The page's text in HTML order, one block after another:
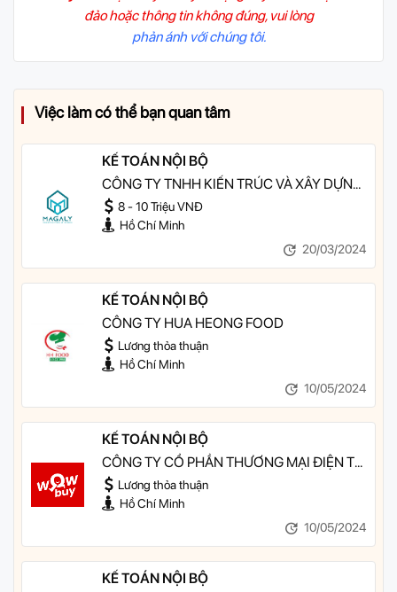
đảo hoặc thông tin không đúng, vui lòng
phản ánh với chúng tôi.
Việc làm có thể bạn quan tâm
KẾ TOÁN NỘI BỘ
CÔNG TY TNHH KIẾN TRÚC VÀ XÂY DỰNG
MAGALY
8 - 10 Triệu VNĐ
Hồ Chí Minh
20/03/2024
KẾ TOÁN NỘI BỘ
CÔNG TY HUA HEONG FOOD
Lương thỏa thuận
Hồ Chí Minh
10/05/2024
KẾ TOÁN NỘI BỘ
CÔNG TY CỔ PHẦN THƯƠNG MẠI ĐIỆN TỬ
WOWBUY
Lương thỏa thuận
Hồ Chí Minh
10/05/2024
KẾ TOÁN NỘI BỘ